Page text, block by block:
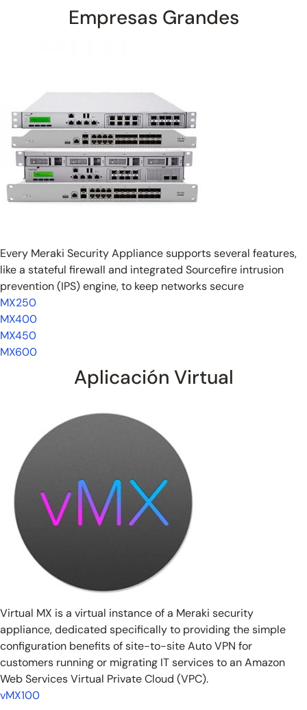
Empresas Grandes
Every Meraki Security Appliance supports several features,
like a stateful firewall and integrated Sourcefire intrusion
prevention (IPS) engine, to keep networks secure
MX250
MX400
MX450
MX600
Aplicación Virtual
Virtual MX is a virtual instance of a Meraki security
appliance, dedicated specifically to providing the simple
configuration benefits of site-to-site Auto VPN for
customers running or migrating IT services to an Amazon
Web Services Virtual Private Cloud (VPC).
vMX100